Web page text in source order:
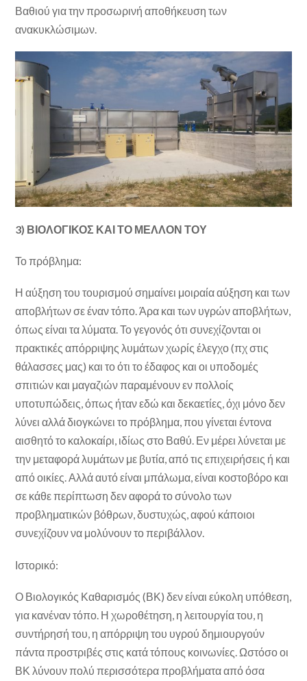
Βαθιού για την προσωρινή αποθήκευση των
ανακυκλώσιμων.
3) ΒΙΟΛΟΓΙΚΟΣ ΚΑΙ ΤΟ ΜΕΛΛΟΝ ΤΟΥ
Το πρόβλημα:
Η αύξηση του τουρισμού σημαίνει μοιραία αύξηση και των
αποβλήτων σε έναν τόπο. Άρα και των υγρών αποβλήτων,
όπως είναι τα λύματα. Το γεγονός ότι συνεχίζονται οι
πρακτικές απόρριψης λυμάτων χωρίς έλεγχο (πχ στις
θάλασσες μας) και το ότι το έδαφος και οι υποδομές
σπιτιών και μαγαζιών παραμένουν εν πολλοίς
υποτυπώδεις, όπως ήταν εδώ και δεκαετίες, όχι μόνο δεν
λύνει αλλά διογκώνει το πρόβλημα, που γίνεται έντονα
αισθητό το καλοκαίρι, ιδίως στο Βαθύ. Εν μέρει λύνεται με
την μεταφορά λυμάτων με βυτία, από τις επιχειρήσεις ή και
από οικίες. Αλλά αυτό είναι μπάλωμα, είναι κοστοβόρο και
σε κάθε περίπτωση δεν αφορά το σύνολο των
προβληματικών βόθρων, δυστυχώς, αφού κάποιοι
συνεχίζουν να μολύνουν το περιβάλλον.
Ιστορικό:
Ο Βιολογικός Καθαρισμός (ΒΚ) δεν είναι εύκολη υπόθεση,
για κανέναν τόπο. Η χωροθέτηση, η λειτουργία του, η
συντήρησή του, η απόρριψη του υγρού δημιουργούν
πάντα προστριβές στις κατά τόπους κοινωνίες. Ωστόσο οι
ΒΚ λύνουν πολύ περισσότερα προβλήματα από όσα